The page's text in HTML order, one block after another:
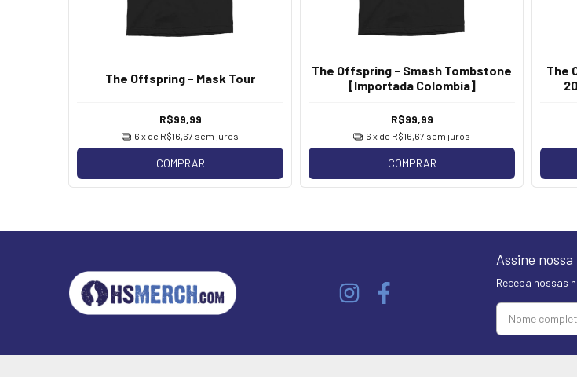
The Offspring - Mask Tour
R$99,99
6 x de R$16,67 sem juros
COMPRAR
The Offspring - Smash Tombstone
[Importada Colombia]
R$99,99
6 x de R$16,67 sem juros
COMPRAR
The
Assine
Receba nossas